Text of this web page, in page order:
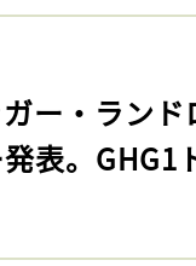
ガー・ラン
表。GHG1